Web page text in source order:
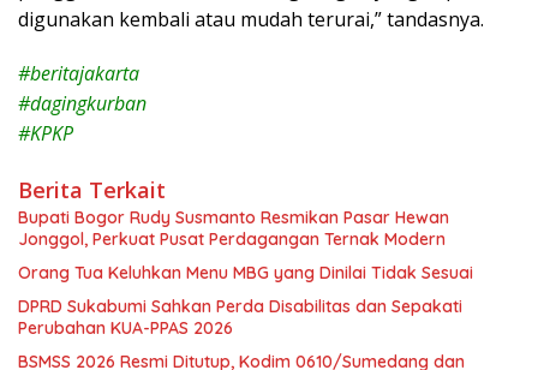
digunakan kembali atau mudah terurai,” tandasnya.
#beritajakarta
#dagingkurban
#KPKP
Berita Terkait
Bupati Bogor Rudy Susmanto Resmikan Pasar Hewan
Jonggol, Perkuat Pusat Perdagangan Ternak Modern
Orang Tua Keluhkan Menu MBG yang Dinilai Tidak Sesuai
DPRD Sukabumi Sahkan Perda Disabilitas dan Sepakati
Perubahan KUA-PPAS 2026
BSMSS 2026 Resmi Ditutup, Kodim 0610/Sumedang dan